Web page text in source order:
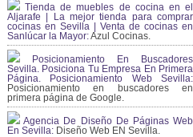
Tienda de muebles de cocina en el
Aljarafe | La mejor tienda para comprar
cocinas en Sevilla | Venta de cocinas en
Sanlúcar la Mayor:Azul Cocinas.
Posicionamiento En Buscadores
Sevilla. Posiciona Tu Empresa En Primera
Página. Posicionamiento Web Sevilla:
Posicionamiento en buscadores en
primera página de Google.
Agencia De Diseño De Páginas Web
En Sevilla: Diseño Web EN Sevilla.